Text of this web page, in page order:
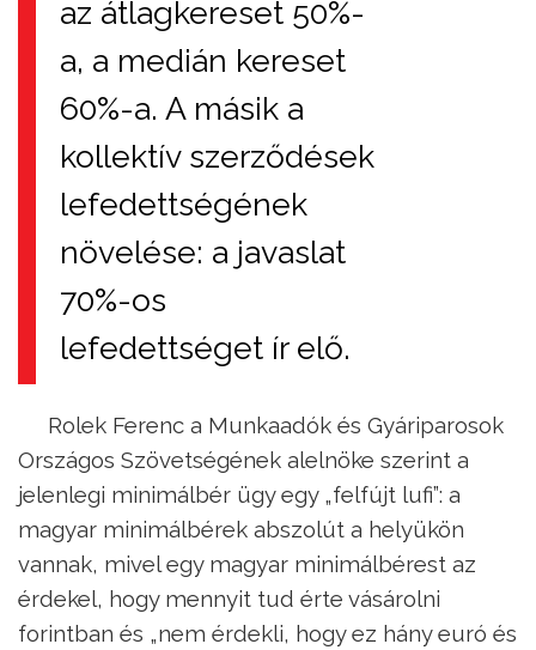
az átlagkereset 50%-
a, a medián kereset
60%-a. A másik a
kollektív szerződések
lefedettségének
növelése: a javaslat
70%-os
lefedettséget ír elő.
Rolek Ferenc a Munkaadók és Gyáriparosok
Országos Szövetségének alelnöke szerint a
jelenlegi minimálbér ügy egy „felfújt lufi”: a
magyar minimálbérek abszolút a helyükön
vannak, mivel egy magyar minimálbérest az
érdekel, hogy mennyit tud érte vásárolni
forintban és „nem érdekli, hogy ez hány euró és